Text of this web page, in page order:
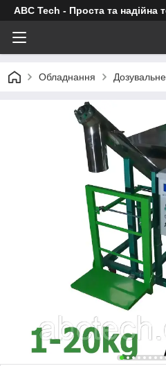
ABC Tech - Проста та надійна
Обладнання